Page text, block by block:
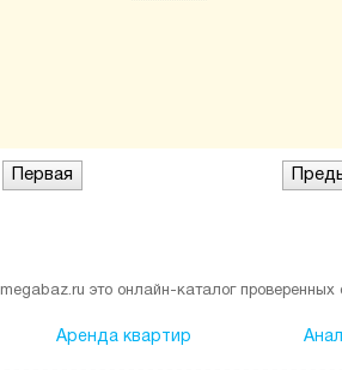
Первая
megabaz.ru это онлайн-каталог
Аренда квартир